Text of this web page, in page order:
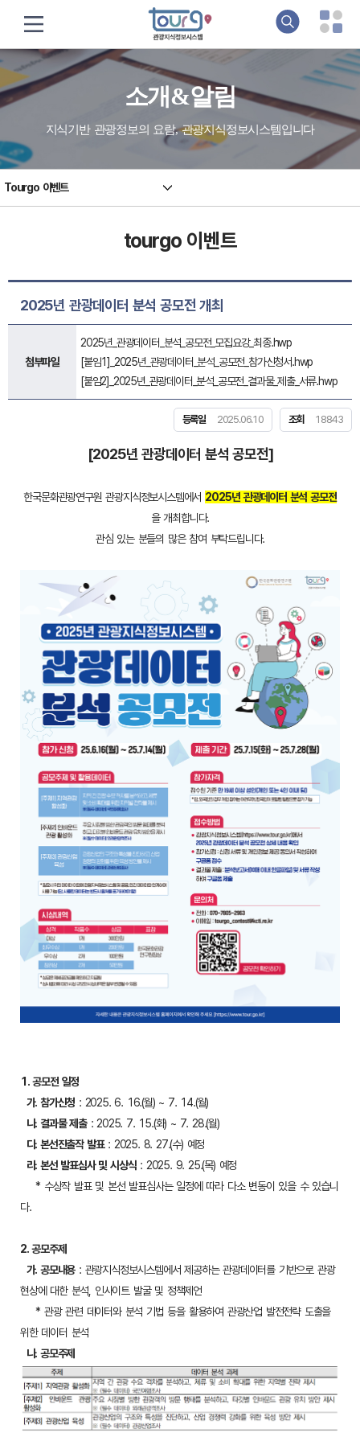
소개&알림
지식기반 관광정보의 요람, 관광지식정보시스템입니다
Tourgo 이벤트
tourgo 이벤트
2025년 관광데이터 분석 공모전 개최
첨부파일
2025년_관광데이터_분석_공모전_모집요강_최종.hwp
[붙임1]_2025년_관광데이터_분석_공모전_참가신청서.hwp
[붙임2]_2025년_관광데이터_분석_공모전_결과물_제출_서류.hwp
등록일 2025.06.10 조회 18843
[2025년 관광데이터 분석 공모전]
한국문화관광연구원 관광지식정보시스템에서 2025년 관광데이터 분석 공모전
을 개최합니다.
관심 있는 분들의 많은 참여 부탁드립니다.
1. 공모전 일정
가. 참가신청 : 2025. 6. 16.(월) ~ 7. 14.(월)
나. 결과물 제출: 2025. 7. 15.(화) ~ 7. 28.(월)
다. 본선진출작 발표: 2025. 8. 27.(수) 예정
라. 본선 발표심사 및 시상식: 2025. 9. 25.(목) 예정
* 수상작 발표 및 본선 발표심사는 일정에 따라 다소 변동이 있을 수 있습니
다.
2. 공모주제
가. 공모내용: 관광지식정보시스템에서 제공하는 관광데이터를 기반으로 관광
현상에 대한 분석, 인사이트 발굴 및 정책제언
* 관광 관련 데이터와 분석 기법 등을 활용하여 관광산업 발전전략 도출을
위한 데이터 분석
나. 공모주제